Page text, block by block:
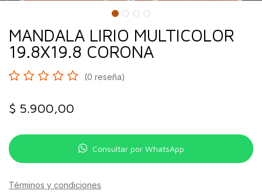
MANDALA LIRIO MULTICOLOR
19.8X19.8 CORONA
(0 reseña)
$ 5.900,00
Consultar por WhatsApp
Términos y condiciones